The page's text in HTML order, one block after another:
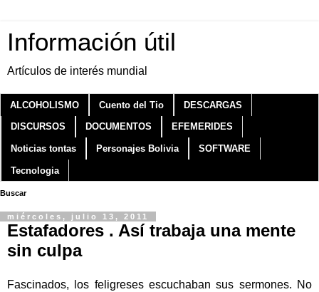
Información útil
Artículos de interés mundial
ALCOHOLISMO Cuento del Tio DESCARGAS
DISCURSOS DOCUMENTOS EFEMERIDES
Noticias tontas Personajes Bolivia SOFTWARE
Tecnologia
Buscar
miércoles, julio 13, 2011
Estafadores . Así trabaja una mente
sin culpa
Fascinados, los feligreses escuchaban sus sermones. No